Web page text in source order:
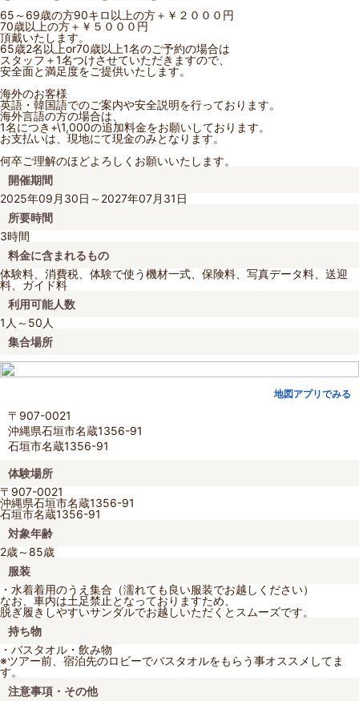
65～69歳の方90キロ以上の方＋￥２０００円
70歳以上の方＋￥５０００円
頂戴いたします。
65歳2名以上or70歳以上1名のご予約の場合は
スタッフ＋1名つけさせていただきますので、
安全面と満足度をご提供いたします。
海外のお客様
英語・韓国語でのご案内や安全説明を行っております。
海外言語の方の場合は、
1名につき+\1,000の追加料金をお願いしております。
お支払いは、現地にて現金のみとなります。
何卒ご理解のほどよろしくお願いいたします。
開催期間
2025年09月30日～2027年07月31日
所要時間
3時間
料金に含まれるもの
体験料、消費税、体験で使う機材一式、保険料、写真データ料、送迎
料、ガイド料
利用可能人数
1人～50人
集合場所
地図アプリでみる
〒907-0021
沖縄県石垣市名蔵1356-91
石垣市名蔵1356-91
体験場所
〒907-0021
沖縄県石垣市名蔵1356-91
石垣市名蔵1356-91
対象年齢
2歳～85歳
服装
・水着着用のうえ集合（濡れても良い服装でお越しください）
なお、車内は土足禁止となっておりますため、
脱ぎ履きしやすいサンダルでお越しいただくとスムーズです。
持ち物
・バスタオル・飲み物
※ツアー前、宿泊先のロビーでバスタオルをもらう事オススメしてま
す。
注意事項・その他